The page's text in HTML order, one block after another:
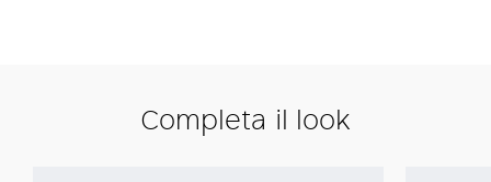
Completa il look